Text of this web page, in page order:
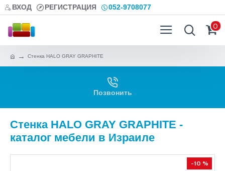
ВХОД РЕГИСТРАЦИЯ 052-9708077
0
Стенка HALO GRAY GRAPHITE
Позвонить
Стенка HALO GRAY GRAPHITE -
каталог мебели в Израиле
-10 %